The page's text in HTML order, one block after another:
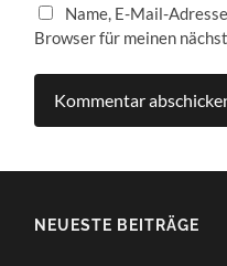
Name, E-Mail-
Browser für meinen
NEUESTE BEITRÄGE